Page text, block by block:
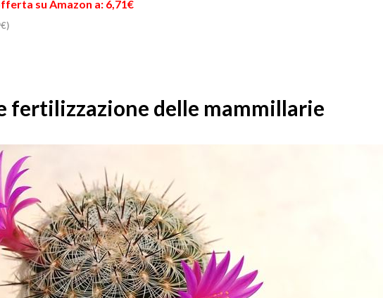
su Amazon a: 6,71€
fertilizzazione delle mammillarie